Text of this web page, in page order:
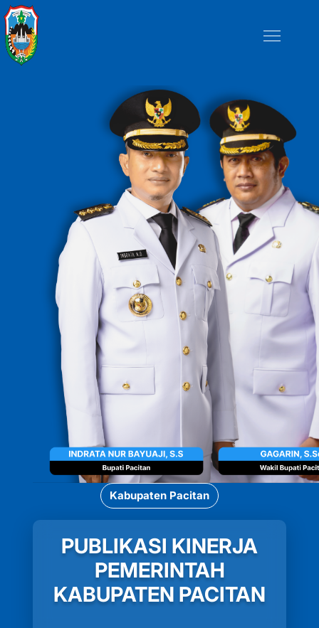
Kabupaten Pacitan
PUBLIKASI KINERJA
PEMERINTAH
KABUPATEN PACITAN